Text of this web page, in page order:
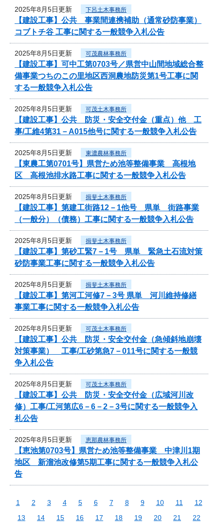
2025年8月5日更新 下呂土木事務所
【建設工事】公共 事業間連携補助（通常砂防事業）
コブトチ谷 工事に関する一般競争入札公告
2025年8月5日更新 可茂農林事務所
【建設工事】可中工第0703号／県営中山間地域総合整
備事業つちのこの里地区西洞農地防災第1号工事に関
する一般競争入札公告
2025年8月5日更新 可茂土木事務所
【建設工事】公共 防災・安全交付金（重点）他 工
事/工維4第31－A015他号に関する一般競争入札公告
2025年8月5日更新 東濃農林事務所
【東農工第0701号】県営ため池等整備事業 高根地
区 高根池排水路工事に関する一般競争入札公告
2025年8月5日更新 揖斐土木事務所
【建設工事】第建工街路12－1他号 県単 街路事業
（一般分）（債務）工事に関する一般競争入札公告
2025年8月5日更新 揖斐土木事務所
【建設工事】第砂工緊7－1号 県単 緊急土石流対策
砂防事業工事に関する一般競争入札公告
2025年8月5日更新 揖斐土木事務所
【建設工事】第河工河修7－3号 県単 河川維持修繕
事業工事に関する一般競争入札公告
2025年8月5日更新 可茂土木事務所
【建設工事】公共 防災・安全交付金（急傾斜地崩壊
対策事業） 工事/工砂第急7－011号に関する一般競
争入札公告
2025年8月5日更新 可茂土木事務所
【建設工事】公共 防災・安全交付金（広域河川改
修）工事/工河第広6－6－2－3号に関する一般競争入
札公告
2025年8月5日更新 恵那農林事務所
【恵池第0703号】県営ため池等整備事業 中津川1期
地区 新溜池改修第5期工事に関する一般競争入札公
告
1 2 3 4 5 6 7 8 9 10 11
12
13
14 15 16 17 18 19 20 21
22